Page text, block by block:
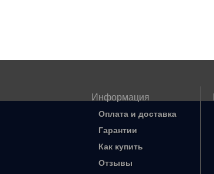
Информация
Оплата и доставка
Гарантии
Как купить
Отзывы